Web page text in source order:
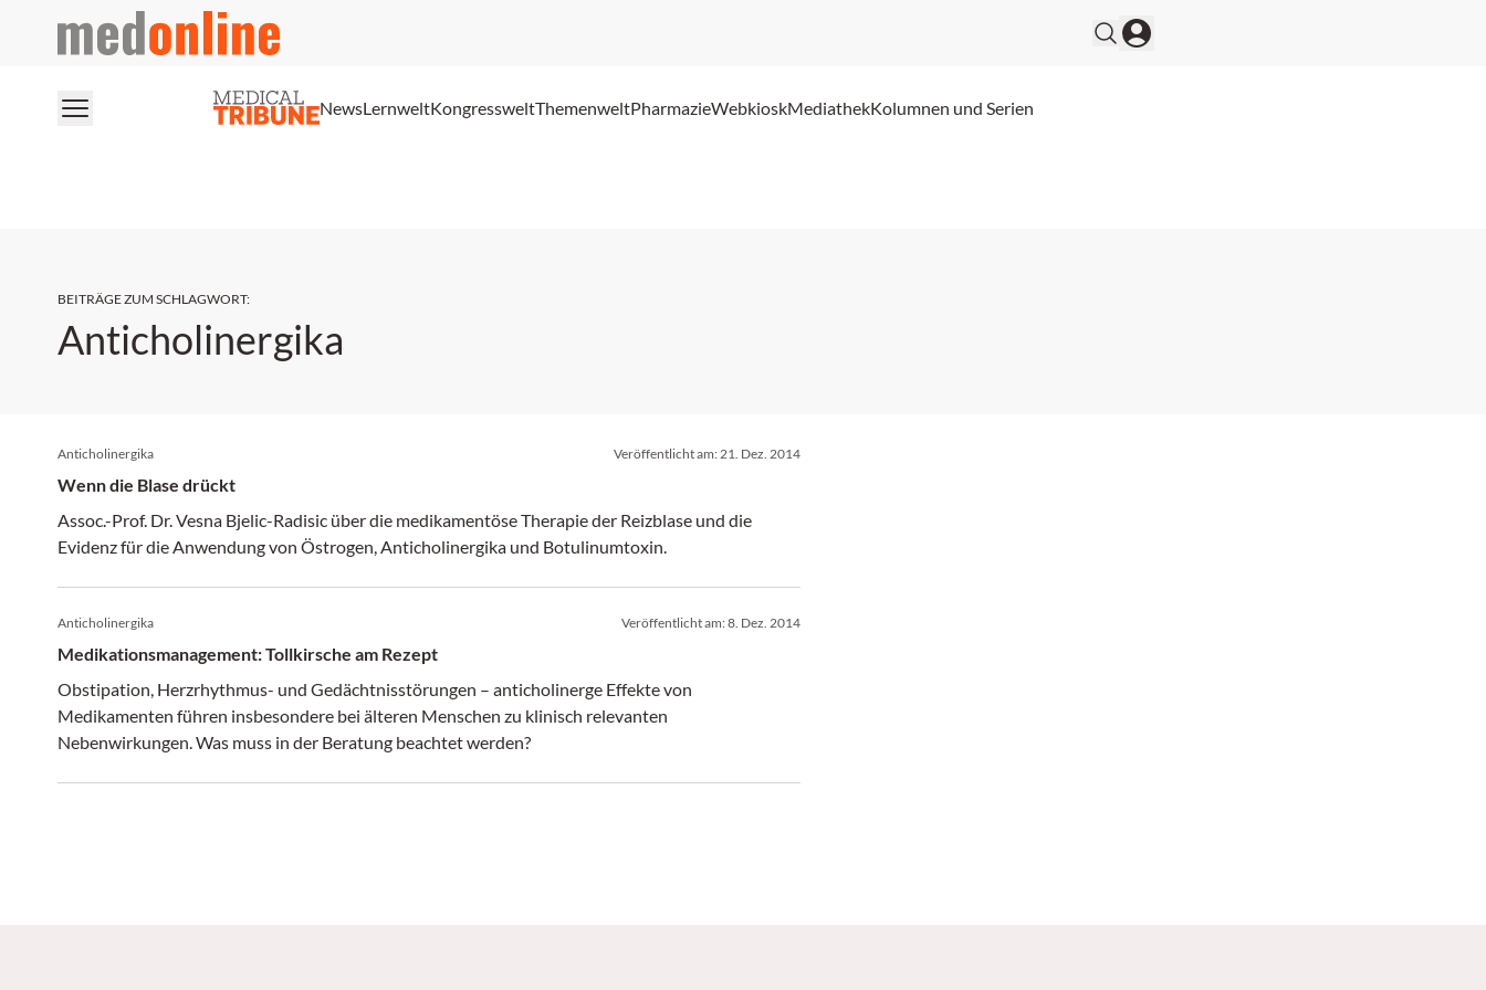
medonline
NewsLernweltKongressweltThemenweltPharmazieWebkioskMediathekKolumnen und Serien
BEITRÄGE ZUM SCHLAGWORT:
Anticholinergika
Anticholinergika Veröffentlicht am:21. Dez. 2014
Wenn die Blase drückt
Assoc.-Prof. Dr. Vesna Bjelic-Radisic über die medikamentöse Therapie der Reizblase und die
Evidenz für die Anwendung von Östrogen, Anticholinergika und Botulinumtoxin.
Anticholinergika Veröffentlicht am:8. Dez. 2014
Medikationsmanagement: Tollkirsche am Rezept
Obstipation, Herzrhythmus- und Gedächtnisstörungen – anticholinerge Effekte von
Medikamenten führen insbesondere bei älteren Menschen zu klinisch relevanten
Nebenwirkungen. Was muss in der Beratung beachtet werden?